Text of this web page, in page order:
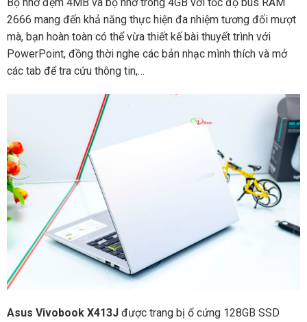
Bộ nhớ đệm 4MB và bộ nhớ trong 4GB với tốc độ bus RAM
2666 mang đến khả năng thực hiện đa nhiệm tương đối mượt
mà, bạn hoàn toàn có thể vừa thiết kế bài thuyết trình với
PowerPoint, đồng thời nghe các bản nhạc mình thích và mở
các tab để tra cứu thông tin,…
Asus Vivobook X413Jđược trang bị ổ cứng 128GB SSD